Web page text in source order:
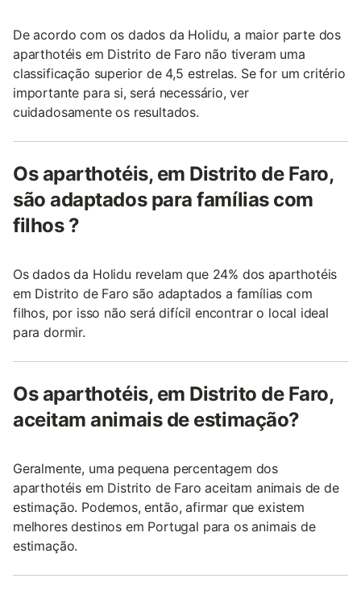
De acordo com os dados da Holidu, a maior parte dos
aparthotéis em Distrito de Faro não tiveram uma
classificação superior de 4,5 estrelas. Se for um critério
importante para si, será necessário, ver
cuidadosamente os resultados.
Os aparthotéis, em Distrito de Faro,
são adaptados para famílias com
filhos ?
Os dados da Holidu revelam que 24% dos aparthotéis
em Distrito de Faro são adaptados a famílias com
filhos, por isso não será difícil encontrar o local ideal
para dormir.
Os aparthotéis, em Distrito de Faro,
aceitam animais de estimação?
Geralmente, uma pequena percentagem dos
aparthotéis em Distrito de Faro aceitam animais de de
estimação. Podemos, então, afirmar que existem
melhores destinos em Portugal para os animais de
estimação.